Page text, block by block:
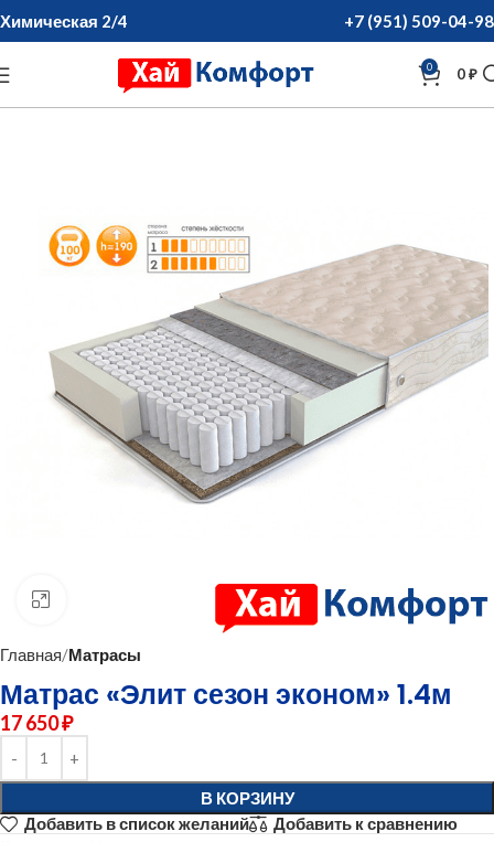
Химическая 2/4 +7 (951) 509-04-98
0 0₽
нажмите для увеличения
Главная Матрасы
Матрас «Элит сезон эконом» 1.4м
17 650₽
В КОРЗИНУ
Добавить в список желаний
Добавить к сравнению